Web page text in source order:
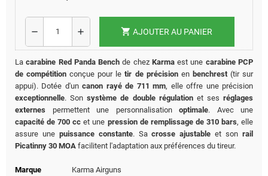
remove add shopping_cart AJOUTER AU PANIER
Lacarabine Red Panda Benchde chezKarmaest une carabine PCP
de compétition conçue pour letir de précisionen benchrest (tir sur
appui). Dotée d'uncanon rayé de 711 mm, elle offre une précision
exceptionnelle. Sonsystème de double régulationet ses réglages
externes permettent une personnalisation optimale.
Avec une
capacité de 700 cc et une pression de remplissage de 310 bars, elle
assure une puissance constante. Sacrosse ajustable et sonrail
Picatinny 30 MOA facilitent l'adaptation aux préférences du tireur.
Marque
Karma Airguns